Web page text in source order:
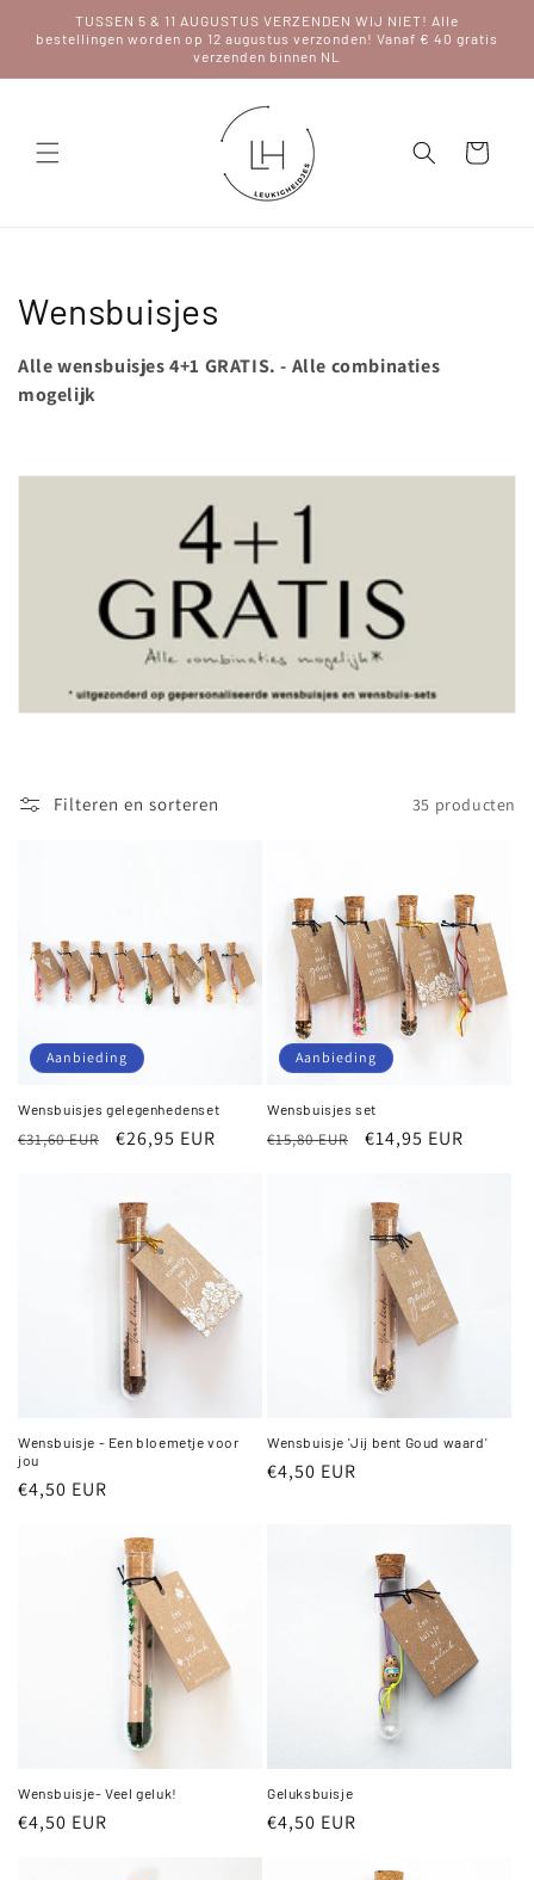
naar de
content
TUSSEN 5 & 11 AUGUSTUS VERZENDEN WIJ NIET! Alle
bestellingen worden op 12 augustus verzonden! Vanaf € 40 gratis
verzenden binnen NL
Winkelwagen
C
o
l
Wensbuisjes
Alle wensbuisjes 4+1 GRATIS. - Alle combinaties
mogelijk
Filteren en sorteren 35 producten
Aanbieding
Wensbuisjes gelegenhedenset
Normale
€31,60 EUR Aanbiedingsprijs
€26,95 EUR
Aanbieding
Wensbuisjes set
Normale
€15,80 EUR Aanbiedingsprijs
€14,95 EUR
Wensbuisje - Een bloemetje voor
jou
Normale
€4,50 EUR
Wensbuisje 'Jij bent Goud waard'
Normale
€4,50 EUR
Wensbuisje- Veel geluk!
Normale
€4,50 EUR
Geluksbuisje
Normale
€4,50 EUR